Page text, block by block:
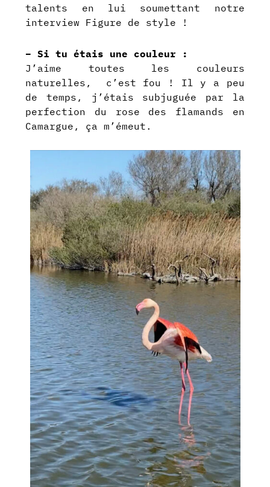
talents en lui soumettant notre
interview Figure de style !
– Si tu étais une couleur :
J’aime toutes les couleurs
naturelles, c’est fou ! Il y a peu
de temps, j’étais subjuguée par la
perfection du rose des flamands en
Camargue, ça m’émeut.